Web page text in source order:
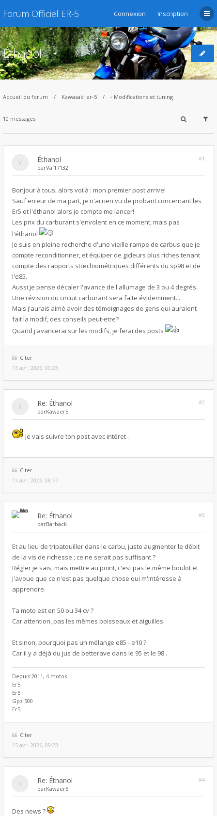
Forum Officiel ER-5 Connexion Inscription
Éthanol
Accueil du forum Kawasaki er-5 - Modifications et tuning
10 messages
Éthanol
#1
parVal17132
Bonjour à tous, alors voilà : mon premier post arrive!
Sauf erreur de ma part, je n'ai rien vu de probant concernant les
Er5 et l'éthanol alors je compte me lancer!
Les prix du carburant s'envolent en ce moment, mais pas
l'éthanol
Je suis en pleine recherche d'une vieille rampe de carbus que je
compte reconditionner, et équiper de gicleurs plus riches tenant
compte des rapports stœchiométriques différents du sp98 et de
l'e85.
Aussi je pense décaler l'avance de l'allumage de 3 ou 4 degrés.
Une révision du circuit carburant sera faite évidemment...
Mais j'aurais aimé avoir des témoignages de gens qui auraient
fait la modif, des conseils peut-etre?
Quand j'avancerai sur les modifs, je ferai des posts
Citer
13 avr. 2026, 00:23
Re: Éthanol
#2
parKawaer5
je vais suivre ton post avec intéret .
Citer
13 avr. 2026, 08:57
Re: Éthanol
#3
parBarback
Et au lieu de tripatouiller dans le carbu, juste augmenter le débit
de la vis de richesse ; ce ne serait pas suffisant ?
Régler je sais, mais mettre au point, c'est pas le même boulot et
j'avoue que ce n'est pas quelque chose qui m'intéresse à
apprendre.
Ta moto est en 50 ou 34 cv ?
Car attention, pas les mêmes boisseaux et aiguilles.
Et sinon, pourquoi pas un mélange e85 - e10 ?
Car il y a déjà du jus de betterave dans le 95 et le 98 .
Depuis 2011, 4 motos :
Er5
Er5
Gpz 500
Er5...
Citer
15 avr. 2026, 09:23
Re: Éthanol
#4
parKawaer5
Des news ?